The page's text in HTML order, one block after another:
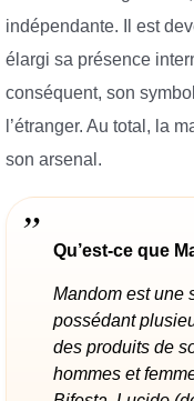
indépendante. Il est
élargi sa présence
conséquent, son
l’étranger. Au total, la
son arsenal.
Qu’est-ce que
Mandom est une
possédant
des produits de
hommes et